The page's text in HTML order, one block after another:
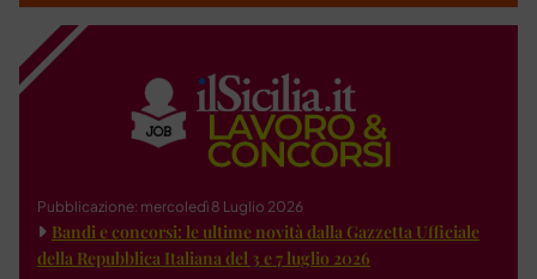
Pubblicazione: mercoledì 8 Luglio 2026
Bandi e concorsi: le ultime novità dalla Gazzetta Ufficiale
della Repubblica Italiana del 3 e 7 luglio 2026